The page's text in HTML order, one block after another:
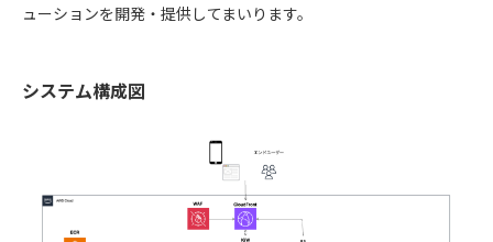
ューションを開発・提供してまいります。
システム構成図